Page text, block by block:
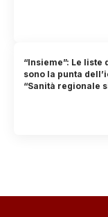
“Insieme”: Le liste
sono la punta
“Sanità regionale